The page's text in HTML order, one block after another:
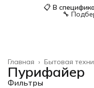
📋В
🔧
Бытовая
Главная ›
Пурифайер
Фильтры